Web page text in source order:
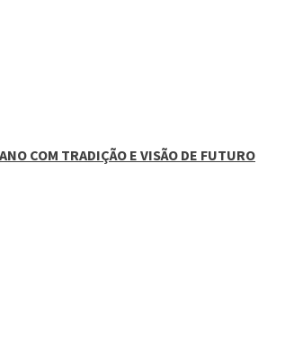
COM TRADIÇÃO E VISÃO DE FUTURO